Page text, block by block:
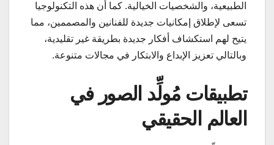
الطبيعية، والشخصيات الخيالية. كما أن هذه التكنولوجيا
تسعى لإطلاق إمكانيات جديدة للفنانين والمصممين، مما
يتيح لهم استكشاف أفكار جديدة بطريقة غير تقليدية،
وبالتالي تعزيز الإبداع والابتكار في مجالات متنوعة.
تطبيقات مُولِّد الصور في
العالم الحقيقي